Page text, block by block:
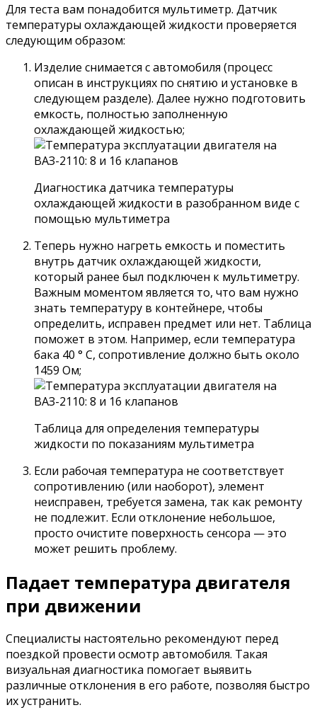
Для теста вам понадобится мультиметр. Датчик
температуры охлаждающей жидкости проверяется
следующим образом:
Изделие снимается с автомобиля (процесс
описан в инструкциях по снятию и установке в
следующем разделе). Далее нужно подготовить
емкость, полностью заполненную
охлаждающей жидкостью;
Диагностика датчика температуры
охлаждающей жидкости в разобранном виде с
помощью мультиметра
Теперь нужно нагреть емкость и поместить
внутрь датчик охлаждающей жидкости,
который ранее был подключен к мультиметру.
Важным моментом является то, что вам нужно
знать температуру в контейнере, чтобы
определить, исправен предмет или нет. Таблица
поможет в этом. Например, если температура
бака 40 ° C, сопротивление должно быть около
1459 Ом;
Таблица для определения температуры
жидкости по показаниям мультиметра
Если рабочая температура не соответствует
сопротивлению (или наоборот), элемент
неисправен, требуется замена, так как ремонту
не подлежит. Если отклонение небольшое,
просто очистите поверхность сенсора — это
может решить проблему.
Падает температура двигателя
при движении
Специалисты настоятельно рекомендуют перед
поездкой провести осмотр автомобиля. Такая
визуальная диагностика помогает выявить
различные отклонения в его работе, позволяя быстро
их устранить.